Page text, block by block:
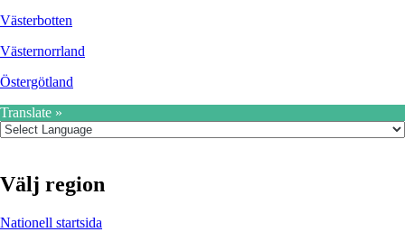
Västerbotten
Västernorrland
Östergötland
Translate »
Välj region
Nationell startsida